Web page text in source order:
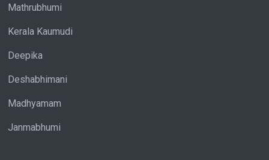
Mathrubhumi
Kerala Kaumudi
Deepika
Deshabhimani
Madhyamam
Janmabhumi